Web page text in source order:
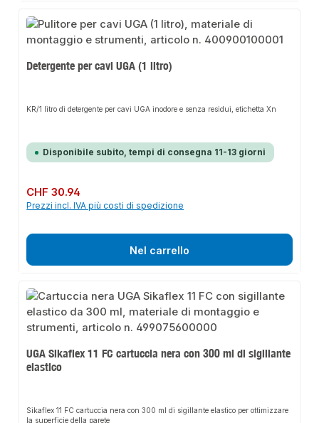
Detergente per cavi UGA (1 litro)
KR/1 litro di detergente per cavi UGA inodore e senza residui, etichetta Xn
Disponibile subito, tempi di consegna 11-13 giorni
Prezzo normale:
CHF 30.94
Prezzi incl. IVA più costi di spedizione
Nel carrello
UGA Sikaflex 11 FC cartuccia nera con 300 ml di sigillante
elastico
Sikaflex 11 FC cartuccia nera con 300 ml di sigillante elastico per ottimizzare
la superficie della parete